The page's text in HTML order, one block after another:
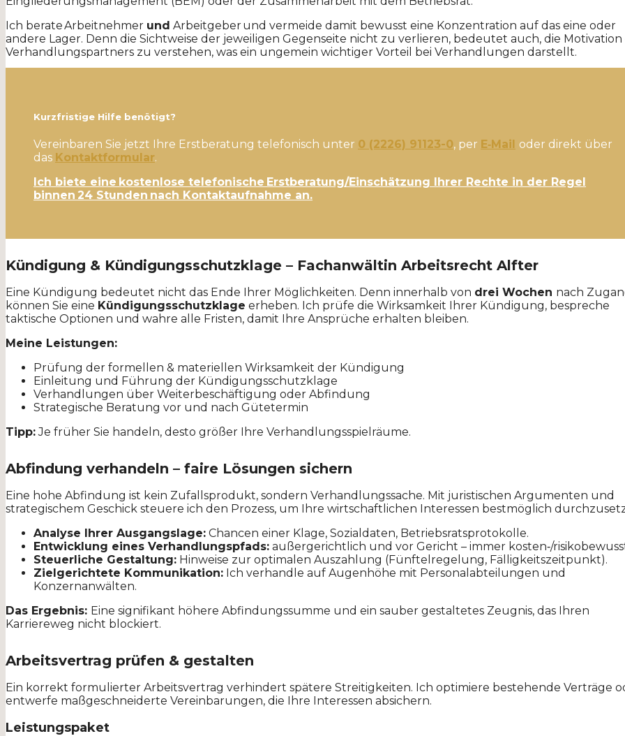
Ich berate Arbeitnehmer und Arbeitgeber und vermeide damit bewusst eine Konzentration auf das eine oder
andere Lager. Denn die Sichtweise der jeweiligen Gegenseite nicht zu verlieren, bedeutet auch, die Motivation
Verhandlungspartners zu verstehen, was ein ungemein wichtiger Vorteil bei Verhandlungen darstellt.
Kurzfristige Hilfe benötigt?
Vereinbaren Sie jetzt Ihre Erstberatung telefonisch unter 0 (2226) 91123-0, per E‑Mail oder direkt über
das Kontaktformular.
Ich biete eine kostenlose telefonische Erstberatung/Einschätzung Ihrer Rechte in der Regel
binnen 24 Stunden nach Kontaktaufnahme an.
Kündigung & Kündigungsschutzklage – Fachanwältin Arbeitsrecht Alfter
Eine Kündigung bedeutet nicht das Ende Ihrer Möglichkeiten. Denn innerhalb von drei Wochen nach
können Sie eine Kündigungsschutzklage erheben. Ich prüfe die Wirksamkeit Ihrer Kündigung, bespreche
taktische Optionen und wahre alle Fristen, damit Ihre Ansprüche erhalten bleiben.
Meine Leistungen:
Prüfung der formellen & materiellen Wirksamkeit der Kündigung
Einleitung und Führung der Kündigungsschutzklage
Verhandlungen über Weiter­beschäftigung oder Abfindung
Strategische Beratung vor und nach Gütetermin
Tipp:Je früher Sie handeln, desto größer Ihre Verhandlungsspielräume.
Abfindung verhandeln – faire Lösungen sichern
Eine hohe Abfindung ist kein Zufallsprodukt, sondern Verhandlungssache. Mit juristischen Argumenten und
strategischem Geschick steuere ich den Prozess, um Ihre wirtschaftlichen Interessen bestmöglich
Analyse Ihrer Ausgangslage: Chancen einer Klage, Sozialdaten, Betriebsratsprotokolle.
Entwicklung eines Verhandlungspfads: außergerichtlich und vor Gericht – immer kosten‑/
Steuerliche Gestaltung: Hinweise zur optimalen Auszahlung (Fünftelregelung, Fälligkeitszeitpunkt).
Zielgerichtete Kommunikation: Ich verhandle auf Augenhöhe mit Personalabteilungen und
Konzernanwälten.
Das Ergebnis: Eine signifikant höhere Abfindungssumme und ein sauber gestaltetes Zeugnis, das Ihren
Karriereweg nicht blockiert.
Arbeitsvertrag prüfen & gestalten
Ein korrekt formulierter Arbeitsvertrag verhindert spätere Streitigkeiten. Ich optimiere bestehende Verträge
entwerfe maßgeschneiderte Vereinbarungen, die Ihre Interessen absichern.
Leistungspaket